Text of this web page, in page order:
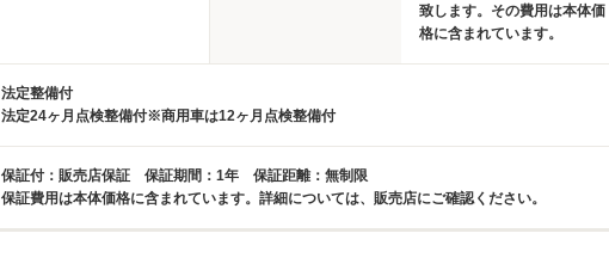
致します。その費用は本体価
格に含まれています。
法定整備付
法定24ヶ月点検整備付※商用車は12ヶ月点検整備付
保証付：販売店保証 保証期間：1年 保証距離：無制限
保証費用は本体価格に含まれています。詳細については、販売店にご確認ください。